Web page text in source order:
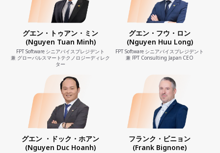
グエン・トゥアン・ミン
(Nguyen Tuan Minh)
FPT Software シニアバイスプレジデント
兼 グローバルスマートテクノロジーディレク
ター
グエン・フウ・ロン
(Nguyen Huu Long)
FPT Software シニアバイスプレジデント
兼 FPT Consulting Japan CEO
グエン ・ドック・ホアン
(Nguyen Duc Hoanh)
フランク・ビニョン
(Frank Bignone)